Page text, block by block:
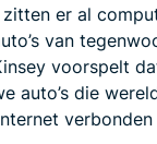
er al
van
voorspelt
auto’s die
verbonden